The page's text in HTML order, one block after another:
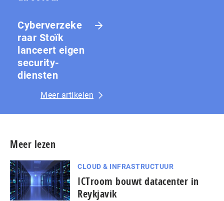
Cyberverzeke
raar Stoïk
lanceert eigen
security-
diensten
Meer artikelen
Meer lezen
CLOUD & INFRASTRUCTUUR
ICTroom bouwt datacenter in
Reykjavik